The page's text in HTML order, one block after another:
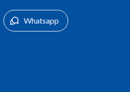
Whatsapp